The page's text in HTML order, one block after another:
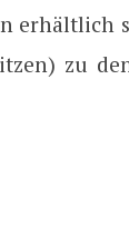
erhältlich
zu